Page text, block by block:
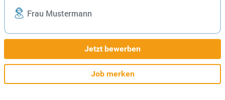
Frau Mustermann
Jetzt bewerben
Job merken